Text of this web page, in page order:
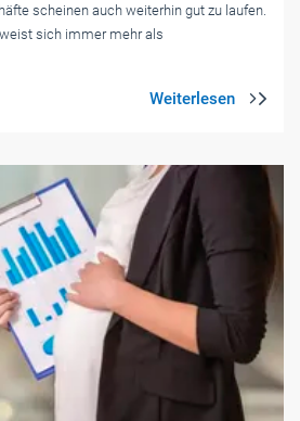
scheinen auch weiterhin gut zu laufen.
sich immer mehr als